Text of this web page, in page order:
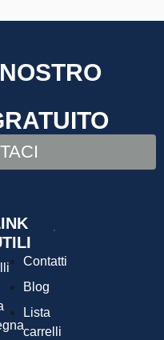
Contatti
Blog
Lista
carrelli